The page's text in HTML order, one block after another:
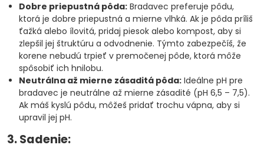
Dobre priepustná pôda: Bradavec preferuje pôdu,
ktorá je dobre priepustná a mierne vlhká. Ak je pôda príliš
ťažká alebo ílovitá, pridaj piesok alebo kompost, aby si
zlepšil jej štruktúru a odvodnenie. Týmto zabezpečíš, že
korene nebudú trpieť v premočenej pôde, ktorá môže
spôsobiť ich hnilobu.
Neutrálna až mierne zásaditá pôda: Ideálne pH pre
bradavec je neutrálne až mierne zásadité (pH 6,5 – 7,5).
Ak máš kyslú pôdu, môžeš pridať trochu vápna, aby si
upravil jej pH.
3. Sadenie: